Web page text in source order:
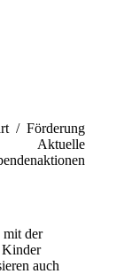
sich hier:
Förderung
Aktuelle
mit der
Kinder
auch